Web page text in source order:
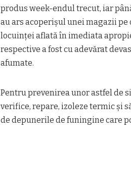
produs week-endul trecut, iar
au ars acoperişul unei magazii
locuinţei aflată în imediata
respective a fost cu adevărat
afumate.
Pentru prevenirea unor astfel de
verifice, repare, izoleze termic şi
de depunerile de funingine care